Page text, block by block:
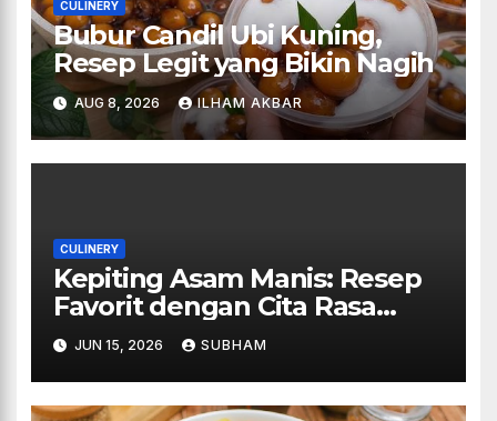
CULINERY
Bubur Candil Ubi Kuning,
Resep Legit yang Bikin Nagih
AUG 8, 2026 ILHAM AKBAR
CULINERY
Kepiting Asam Manis: Resep
Favorit dengan Cita Rasa
Restoran
JUN 15, 2026 SUBHAM